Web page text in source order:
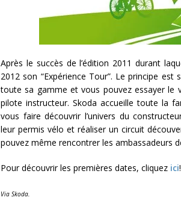
Après le succès de l’édition 2011 durant
2012 son “Expérience Tour”. Le principe
toute sa gamme et vous pouvez essayer le
pilote instructeur. Skoda accueille toute la
vous faire découvrir l’univers du
leur permis vélo et réaliser un circuit
pouvez même rencontrer les ambassadeurs
Pour découvrir les premières dates, cliquez ici!
Via Skoda.